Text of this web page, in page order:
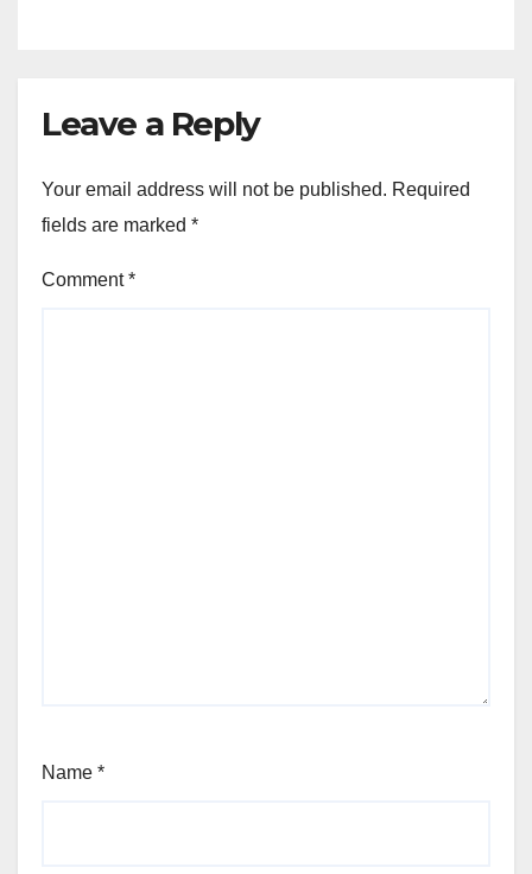
Leave a Reply
Your email address will not be published. Required
fields are marked *
Comment*
Name *